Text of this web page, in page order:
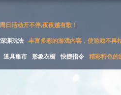
日活动开不停,夜夜越有歌！
深渊玩法 丰富多彩的游戏内容，使游戏不再
道具集市 形象衣橱 快捷指令 精彩特色的